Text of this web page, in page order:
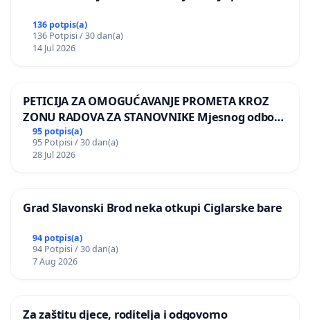
136 potpis(a)
136 Potpisi / 30 dan(a)
14 Jul 2026
PETICIJA ZA OMOGUĆAVANJE PROMETA KROZ
ZONU RADOVA ZA STANOVNIKE Mjesnog odbora
Kamensko i Lemić Brdo
95 potpis(a)
95 Potpisi / 30 dan(a)
28 Jul 2026
Grad Slavonski Brod neka otkupi Ciglarske bare
94 potpis(a)
94 Potpisi / 30 dan(a)
7 Aug 2026
Za zaštitu djece, roditelja i odgovorno